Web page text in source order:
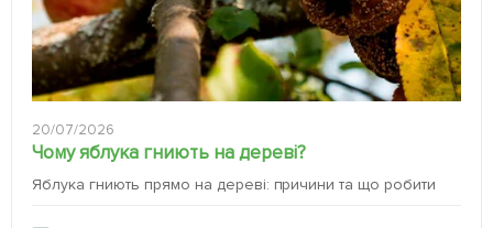
20/07/2026
Чому яблука гниють на дереві?
Яблука гниють прямо на дереві: причини та що робити